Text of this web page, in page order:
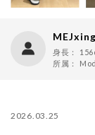
身長：
所属：
2026.03.25